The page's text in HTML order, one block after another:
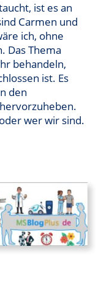
ist es an
Carmen und
ich, ohne
Das Thema
behandeln,
ist. Es
den
wer wir sind.